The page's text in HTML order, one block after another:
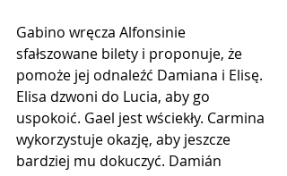
Gabino wręcza Alfonsinie
sfałszowane bilety i proponuje, że
pomoże jej odnaleźć Damiana i Elisę.
Elisa dzwoni do Lucia, aby go
uspokoić. Gael jest wściekły. Carmina
wykorzystuje okazję, aby jeszcze
bardziej mu dokuczyć. Damián